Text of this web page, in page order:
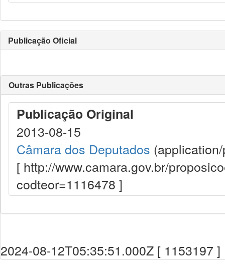
Publicação Oficial
Outras Publicações
Publicação Original
2013-08-15
Câmara dos Deputados
[ http://www.camara.gov.br/
codteor=1116478 ]
2024-08-12T05:35:51.000Z [ 1153197 ]